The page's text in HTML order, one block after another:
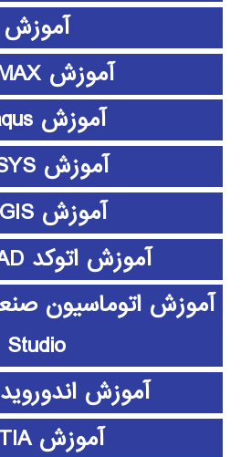
آموزش
آموزش 3D MAX
آموزش abaqus
آموزش ANSYS
آموزش ArcGIS
آموزش اتوکد AUTOCAD
Studio
آموزش اندوروید android
آموزش CATIA